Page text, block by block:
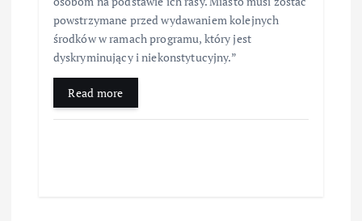
powstrzymane przed wydawaniem kolejnych
środków w ramach programu, który jest
dyskryminujący i niekonstytucyjny.”
Read more